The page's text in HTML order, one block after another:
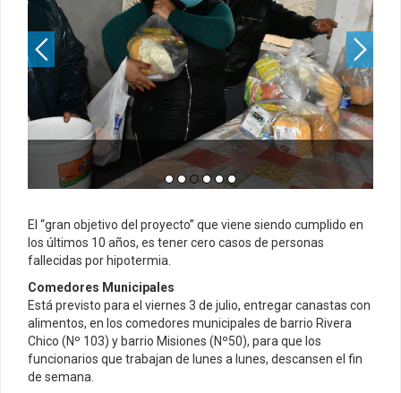
El “gran objetivo del proyecto” que viene siendo cumplido en
los últimos 10 años, es tener cero casos de personas
fallecidas por hipotermia.
Comedores Municipales
Está previsto para el viernes 3 de julio, entregar canastas con
alimentos, en los comedores municipales de barrio Rivera
Chico (Nº 103) y barrio Misiones (Nº50), para que los
funcionarios que trabajan de lunes a lunes, descansen el fin
de semana.